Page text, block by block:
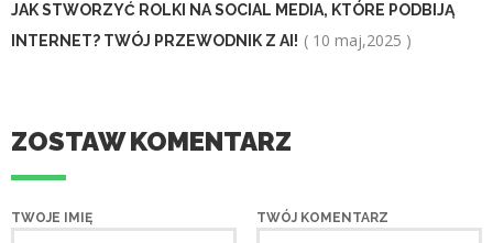
JAK STWORZYĆ ROLKI NA SOCIAL MEDIA, KTÓRE PODBIJĄ
INTERNET? TWÓJ PRZEWODNIK Z AI! ( 10 maj,2025 )
ZOSTAW KOMENTARZ
TWÓJ KOMENTARZ
TWOJE IMIĘ